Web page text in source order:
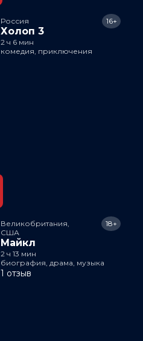
Россия
Холоп 3
16+
2 ч 6 мин
комедия, приключения
Великобритания,
США
Майкл
18+
2 ч 13 мин
биография, драма, музыка
1 отзыв